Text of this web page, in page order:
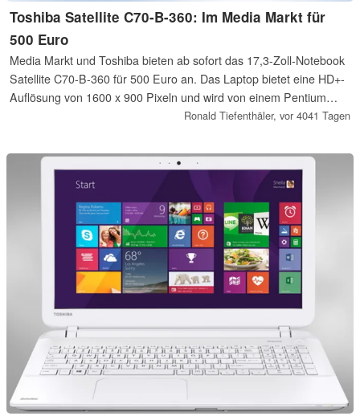
Toshiba Satellite C70-B-360: Im Media Markt für
500 Euro
Media Markt und Toshiba bieten ab sofort das 17,3-Zoll-Notebook
Satellite C70-B-360 für 500 Euro an. Das Laptop bietet eine HD+-
Auflösung von 1600 x 900 Pixeln und wird von einem Pentium
Ronald Tiefenthäler, vor 4041 Tagen